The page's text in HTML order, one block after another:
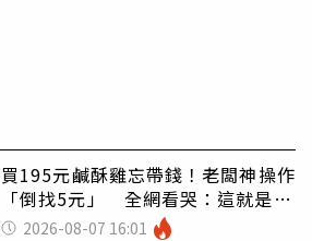
買195元鹹酥雞忘帶錢！老闆神操作
「倒找5元」 全網看哭：這就是台
灣 2026-08-07 16:01